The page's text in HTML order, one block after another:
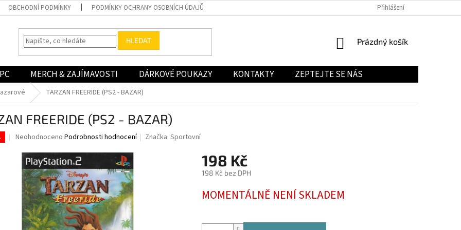
OBCHODNÍ PODMÍNKY PODMÍNKY OCHRANY OSOBNÍCH ÚDAJŮ Přihlášení
HLEDAT
NÁKUPNÍ
Prázdný košík
PC MERCH & ZAJÍMAVOSTI DÁRKOVÉ POUKAZY KONTAKTY ZEPTEJTE SE NÁS
TARZAN FREERIDE (PS2 - BAZAR)
FREERIDE (PS2 - BAZAR)
Průměrné
produktu
0,0
hvězdiček.
Neohodnoceno Podrobnosti hodnocení Značka:Sportovní
198 Kč
198 Kč bez DPH
cena:
MOMENTÁLNĚ NENÍ SKLADEM